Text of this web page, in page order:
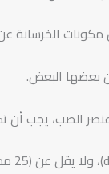
مكونات
بعضها البعض.
الصب، يجب أن